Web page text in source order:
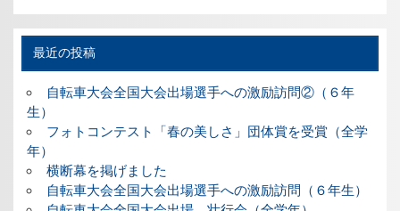
最近の投稿
自転車大会全国大会出場選手への激励訪問②（６年
生）
フォトコンテスト「春の美しさ」団体賞を受賞（全学
年）
横断幕を掲げました
自転車大会全国大会出場選手への激励訪問（６年生）